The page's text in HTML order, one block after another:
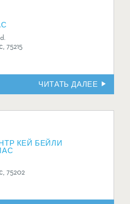
75215
ЧИТАТЬ ДАЛЕЕ
КЕЙ БЕЙЛИ
75202